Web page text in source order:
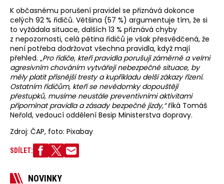
K občasnému porušení pravidel se přiznává dokonce
celých 92 % řidičů. Většina (57 %) argumentuje tím, že si
to vyžádala situace, dalších 13 % přiznává chyby
z nepozornosti, celá pětina řidičů je však přesvědčená, že
není potřeba dodržovat všechna pravidla, když mají
přehled. „Pro řidiče, kteří pravidla porušují záměrně a velmi
agresivním chováním vytvářejí nebezpečné situace, by
měly platit přísnější tresty a kupříkladu delší zákazy řízení.
Ostatním řidičům, kteří se nevědomky dopouštějí
přestupků, musíme neustále preventivními aktivitami
připomínat pravidla a zásady bezpečné jízdy,“říká Tomáš
Neřold, vedoucí oddělení Besip Ministerstva dopravy.
Zdroj: ČAP, foto: Pixabay
SDÍLET:
NOVINKY